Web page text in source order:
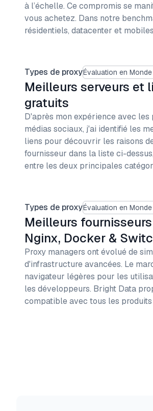
à l’échelle. Ce compromis se
vous achetez. Dans notre
résidentiels, datacenter et
Types de proxyÉvaluation en
Meilleurs serveurs et
gratuits
D'après mon expérience avec
médias sociaux, j'ai identifié les
liens pour découvrir les raisons
fournisseur dans la liste ci-
entre les deux principales
Types de proxyÉvaluation en
Meilleurs
Nginx, Docker &
Proxy managers ont évolué de
d'infrastructure avancées. Le
navigateur légères pour les
les développeurs. Bright Data
compatible avec tous les